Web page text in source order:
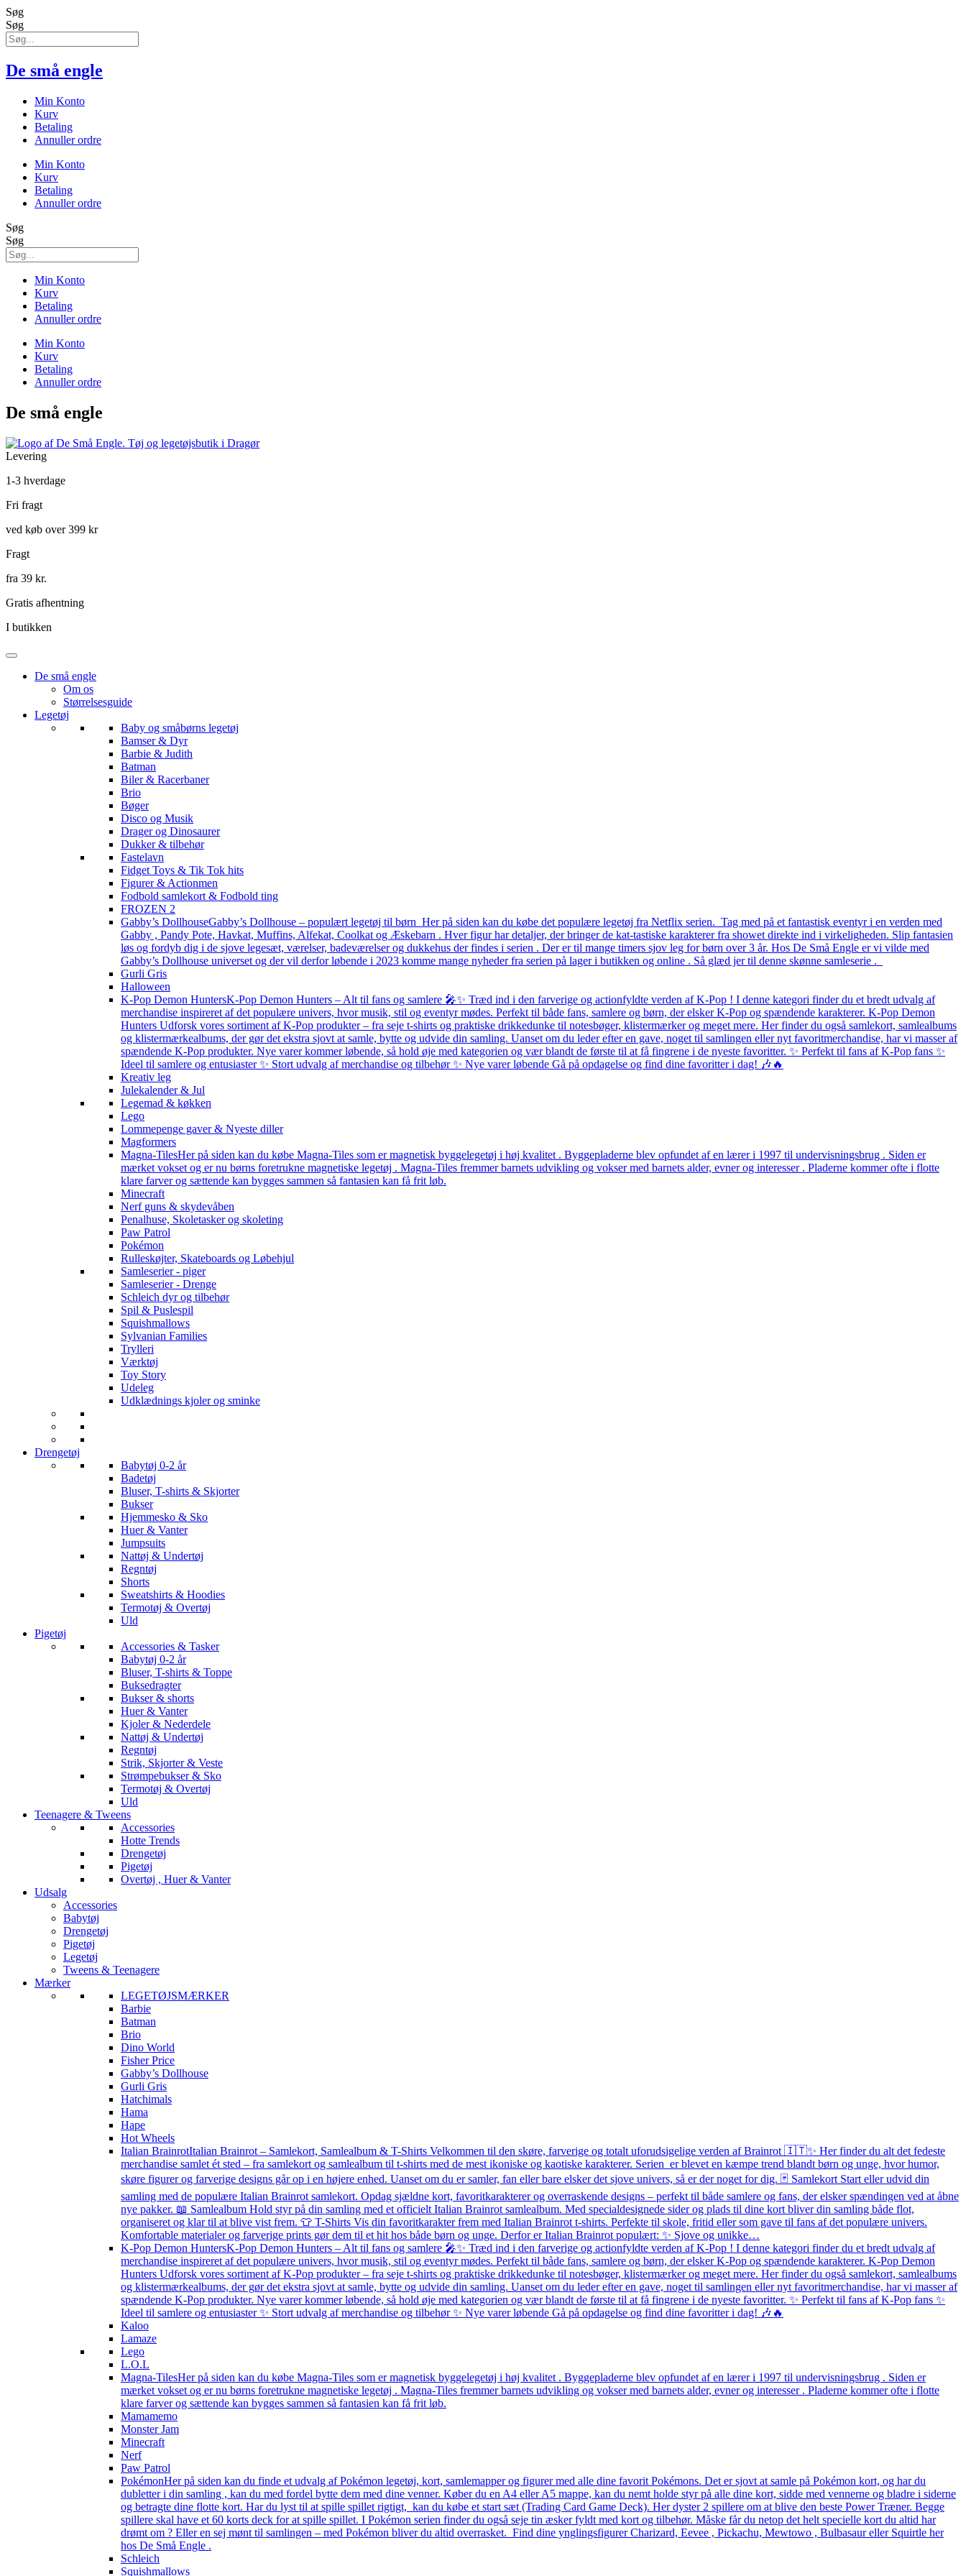
Søg
Søg
De små engle
Min Konto
Kurv
Betaling
Annuller ordre
Min Konto
Kurv
Betaling
Annuller ordre
Søg
Søg
Min Konto
Kurv
Betaling
Annuller ordre
Min Konto
Kurv
Betaling
Annuller ordre
De små engle
Levering
1-3 hverdage
Fri fragt
ved køb over 399 kr
Fragt
fra 39 kr.
Gratis afhentning
I butikken
De små engle
Om os
Størrelsesguide
Legetøj
Baby og småbørns legetøj
Bamser & Dyr
Barbie & Judith
Batman
Biler & Racerbaner
Brio
Bøger
Disco og Musik
Drager og Dinosaurer
Dukker & tilbehør
Fastelavn
Fidget Toys & Tik Tok hits
Figurer & Actionmen
Fodbold samlekort & Fodbold ting
FROZEN 2
Gabby’s DollhouseGabby’s Dollhouse – populært legetøj til børn Her på siden kan du købe det populære legetøj fra Netflix serien. Tag med på et fantastisk eventyr i en verden med
Gabby , Pandy Pote, Havkat, Muffins, Alfekat, Coolkat og Æskebarn . Hver figur har detaljer, der bringer de kat-tastiske karakterer fra showet direkte ind i virkeligheden. Slip fantasien
løs og fordyb dig i de sjove legesæt, værelser, badeværelser og dukkehus der findes i serien . Der er til mange timers sjov leg for børn over 3 år. Hos De Små Engle er vi vilde med
Gabby’s Dollhouse universet og der vil derfor løbende i 2023 komme mange nyheder fra serien på lager i butikken og online . Så glæd jer til denne skønne samleserie .
Gurli Gris
Halloween
K-Pop Demon HuntersK-Pop Demon Hunters – Alt til fans og samlere 🎤✨ Træd ind i den farverige og actionfyldte verden af K-Pop ! I denne kategori finder du et bredt udvalg af
merchandise inspireret af det populære univers, hvor musik, stil og eventyr mødes. Perfekt til både fans, samlere og børn, der elsker K-Pop og spændende karakterer. K-Pop Demon
Hunters Udforsk vores sortiment af K-Pop produkter – fra seje t-shirts og praktiske drikkedunke til notesbøger, klistermærker og meget mere. Her finder du også samlekort, samlealbums
og klistermærkealbums, der gør det ekstra sjovt at samle, bytte og udvide din samling. Uanset om du leder efter en gave, noget til samlingen eller nyt favoritmerchandise, har vi masser af
spændende K-Pop produkter. Nye varer kommer løbende, så hold øje med kategorien og vær blandt de første til at få fingrene i de nyeste favoritter. ✨ Perfekt til fans af K-Pop fans ✨
Ideel til samlere og entusiaster ✨ Stort udvalg af merchandise og tilbehør ✨ Nye varer løbende Gå på opdagelse og find dine favoritter i dag! 🎶🔥
Kreativ leg
Julekalender & Jul
Legemad & køkken
Lego
Lommepenge gaver & Nyeste diller
Magformers
Magna-TilesHer på siden kan du købe Magna-Tiles som er magnetisk byggelegetøj i høj kvalitet . Byggepladerne blev opfundet af en lærer i 1997 til undervisningsbrug . Siden er
mærket vokset og er nu børns foretrukne magnetiske legetøj . Magna-Tiles fremmer barnets udvikling og vokser med barnets alder, evner og interesser . Pladerne kommer ofte i flotte
klare farver og sættende kan bygges sammen så fantasien kan få frit løb.
Minecraft
Nerf guns & skydevåben
Penalhuse, Skoletasker og skoleting
Paw Patrol
Pokémon
Rulleskøjter, Skateboards og Løbehjul
Samleserier - piger
Samleserier - Drenge
Schleich dyr og tilbehør
Spil & Puslespil
Squishmallows
Sylvanian Families
Trylleri
Værktøj
Toy Story
Udeleg
Udklædnings kjoler og sminke
Drengetøj
Babytøj 0-2 år
Badetøj
Bluser, T-shirts & Skjorter
Bukser
Hjemmesko & Sko
Huer & Vanter
Jumpsuits
Nattøj & Undertøj
Regntøj
Shorts
Sweatshirts & Hoodies
Termotøj & Overtøj
Uld
Pigetøj
Accessories & Tasker
Babytøj 0-2 år
Bluser, T-shirts & Toppe
Buksedragter
Bukser & shorts
Huer & Vanter
Kjoler & Nederdele
Nattøj & Undertøj
Regntøj
Strik, Skjorter & Veste
Strømpebukser & Sko
Termotøj & Overtøj
Uld
Teenagere & Tweens
Accessories
Hotte Trends
Drengetøj
Pigetøj
Overtøj , Huer & Vanter
Udsalg
Accessories
Babytøj
Drengetøj
Pigetøj
Legetøj
Tweens & Teenagere
Mærker
LEGETØJSMÆRKER
Barbie
Batman
Brio
Dino World
Fisher Price
Gabby’s Dollhouse
Gurli Gris
Hatchimals
Hama
Hape
Hot Wheels
Italian BrainrotItalian Brainrot – Samlekort, Samlealbum & T-Shirts Velkommen til den skøre, farverige og totalt uforudsigelige verden af Brainrot 🇮🇹✨ Her finder du alt det fedeste
merchandise samlet ét sted – fra samlekort og samlealbum til t-shirts med de mest ikoniske og kaotiske karakterer. Serien er blevet en kæmpe trend blandt børn og unge, hvor humor,
skøre figurer og farverige designs går op i en højere enhed. Uanset om du er samler, fan eller bare elsker det sjove univers, så er der noget for dig. 🃏 Samlekort Start eller udvid din
samling med de populære Italian Brainrot samlekort. Opdag sjældne kort, favoritkarakterer og overraskende designs – perfekt til både samlere og fans, der elsker spændingen ved at åbne
nye pakker. 📖 Samlealbum Hold styr på din samling med et officielt Italian Brainrot samlealbum. Med specialdesignede sider og plads til dine kort bliver din samling både flot,
organiseret og klar til at blive vist frem. 👕 T-Shirts Vis din favoritkarakter frem med Italian Brainrot t-shirts. Perfekte til skole, fritid eller som gave til fans af det populære univers.
Komfortable materialer og farverige prints gør dem til et hit hos både børn og unge. Derfor er Italian Brainrot populært: ✨ Sjove og unikke…
K-Pop Demon HuntersK-Pop Demon Hunters – Alt til fans og samlere 🎤✨ Træd ind i den farverige og actionfyldte verden af K-Pop ! I denne kategori finder du et bredt udvalg af
merchandise inspireret af det populære univers, hvor musik, stil og eventyr mødes. Perfekt til både fans, samlere og børn, der elsker K-Pop og spændende karakterer. K-Pop Demon
Hunters Udforsk vores sortiment af K-Pop produkter – fra seje t-shirts og praktiske drikkedunke til notesbøger, klistermærker og meget mere. Her finder du også samlekort, samlealbums
og klistermærkealbums, der gør det ekstra sjovt at samle, bytte og udvide din samling. Uanset om du leder efter en gave, noget til samlingen eller nyt favoritmerchandise, har vi masser af
spændende K-Pop produkter. Nye varer kommer løbende, så hold øje med kategorien og vær blandt de første til at få fingrene i de nyeste favoritter. ✨ Perfekt til fans af K-Pop fans ✨
Ideel til samlere og entusiaster ✨ Stort udvalg af merchandise og tilbehør ✨ Nye varer løbende Gå på opdagelse og find dine favoritter i dag! 🎶🔥
Kaloo
Lamaze
Lego
L.O.L
Magna-TilesHer på siden kan du købe Magna-Tiles som er magnetisk byggelegetøj i høj kvalitet . Byggepladerne blev opfundet af en lærer i 1997 til undervisningsbrug . Siden er
mærket vokset og er nu børns foretrukne magnetiske legetøj . Magna-Tiles fremmer barnets udvikling og vokser med barnets alder, evner og interesser . Pladerne kommer ofte i flotte
klare farver og sættende kan bygges sammen så fantasien kan få frit løb.
Mamamemo
Monster Jam
Minecraft
Nerf
Paw Patrol
PokémonHer på siden kan du finde et udvalg af Pokémon legetøj, kort, samlemapper og figurer med alle dine favorit Pokémons. Det er sjovt at samle på Pokémon kort, og har du
dubletter i din samling , kan du med fordel bytte dem med dine venner. Køber du en A4 eller A5 mappe, kan du nemt holde styr på alle dine kort, sidde med vennerne og bladre i siderne
og betragte dine flotte kort. Har du lyst til at spille spillet rigtigt, kan du købe et start sæt (Trading Card Game Deck). Her dyster 2 spillere om at blive den beste Power Træner. Begge
spillere skal have et 60 korts deck for at spille spillet. I Pokémon serien finder du også seje tin æsker fyldt med kort og tilbehør. Måske får du netop det helt specielle kort du altid har
drømt om ? Eller en sej mønt til samlingen – med Pokémon bliver du altid overrasket. Find dine ynglingsfigurer Charizard, Eevee , Pickachu, Mewtowo , Bulbasaur eller Squirtle her
hos De Små Engle .
Schleich
Squishmallows